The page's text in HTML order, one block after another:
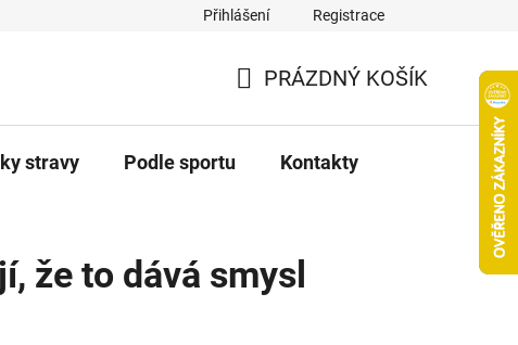
Přihlášení Registrace
KOŠÍK
PRÁZDNÝ KOŠÍK
stravy Podle sportu Kontakty
že to dává smysl